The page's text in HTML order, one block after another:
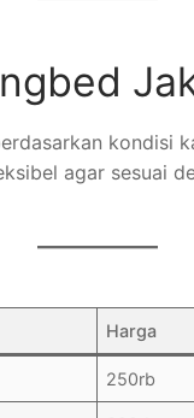
kondisi
agar sesuai
Harga
250rb